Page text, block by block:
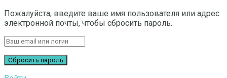
Пожалуйста, введите ваше имя пользователя или адрес
электронной почты, чтобы сбросить пароль.